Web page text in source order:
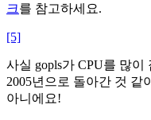
크를 참고하세요.
[5]
사실 gopls가 CPU를 많
2005년으로 돌아간 것 같
아니에요!